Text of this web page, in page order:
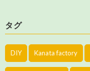
タグ
DIY Kanata factory